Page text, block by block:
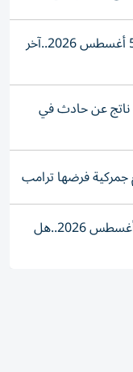
أسعار الذهب اليوم في مصر الأربعاء 5 أغسطس 2026..آخر
عن حادث في
سعر الدولار اليوم في مصر الأربعاء 5 أغسطس 2026..هل